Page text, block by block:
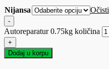
Nijansa Očisti
-
Autoreparatur 0.75kg količina
+
Dodaj u korpu